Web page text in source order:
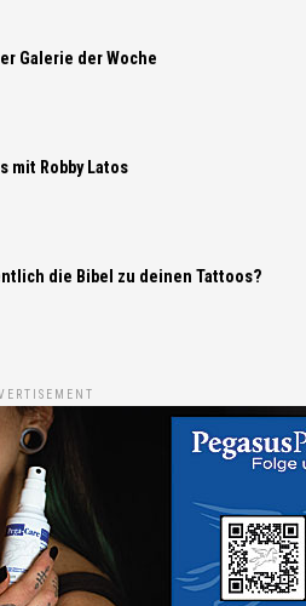
Galerie der Woche
mit Robby Latos
die Bibel zu deinen Tattoos?